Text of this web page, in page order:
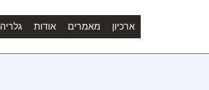
גלריה 2021 אודות מאמרים ארכיון